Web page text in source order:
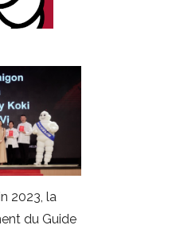
2023, la
du Guide